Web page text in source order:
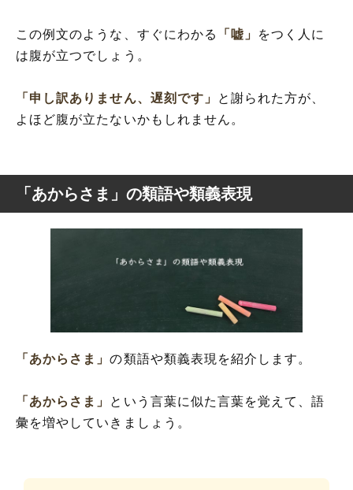
この例文のような、すぐにわかる 「嘘」
をつく人に
は腹が立つでしょう。
「申し訳ありません、遅刻です」
と謝られた方が、
よほど腹が立たないかもしれません。
「あからさま」の類語や類義表現
「あからさま」の類語や類義表現を紹介します。
「あからさま」 という言葉に似た言葉を覚えて、語
彙を増やしていきましょう。